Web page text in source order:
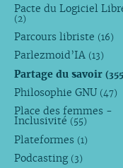
Pacte du Logiciel
(2)
Parcours libriste (16)
Parlezmoid’IA (13)
Partage du savoir
Philosophie GNU (47)
Place des femmes -
Inclusivité (55)
Plateformes (1)
Podcasting (3)